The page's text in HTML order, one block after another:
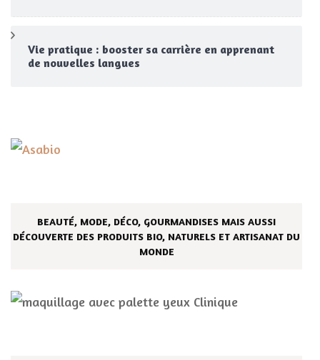
Vie pratique : booster sa carrière en apprenant
de nouvelles langues
BEAUTÉ, MODE, DÉCO, GOURMANDISES MAIS AUSSI
DÉCOUVERTE DES PRODUITS BIO, NATURELS ET ARTISANAT DU
MONDE